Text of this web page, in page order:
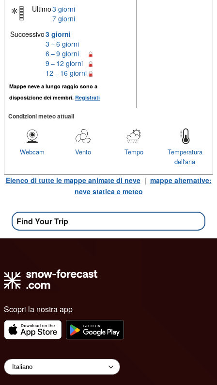
Ultimo3 giorni
7 giorni
Successivo3 giorni
3 – 6 giorni
6 – 9 giorni
9 – 12 giorni
12 – 16 giorni
Mappe neve a lungo raggio sono a
disposizione dei membri. Registrati
Condizioni meteo attuali
Temperatura
dell'aria
Tempo
Vento
Webcam
Elenco di tutte le mappe animate di neve| mappe alternative:
neve statica e meteo
Find Your Trip
Scopri la nostra app